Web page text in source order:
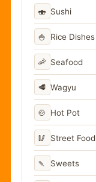
🍣 Sushi
🍚 Rice Dishes
🦐 Seafood
🥩 Wagyu
🍲 Hot Pot
🥢 Street Food
🍡 Sweets